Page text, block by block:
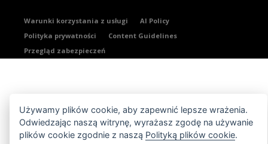
Warunki korzystania z usługi
AI Policy
Polityka prywatności
Content Guidelines
Przegląd zabezpieczeń
Używamy plików cookie, aby zapewnić lepsze wrażenia.
Odwiedzając naszą witrynę, wyrażasz zgodę na używanie
plików cookie zgodnie z naszą Polityką plików cookie.